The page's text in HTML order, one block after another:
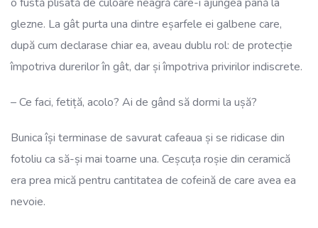
glezne. La gât purta una dintre eșarfele ei galbene care,
după cum declarase chiar ea, aveau dublu rol: de protecție
împotriva durerilor în gât, dar și împotriva privirilor indiscrete.
– Ce faci, fetiță, acolo? Ai de gând să dormi la ușă?
Bunica își terminase de savurat cafeaua și se ridicase din
fotoliu ca să-și mai toarne una. Ceșcuța roșie din ceramică
era prea mică pentru cantitatea de cofeină de care avea ea
nevoie.